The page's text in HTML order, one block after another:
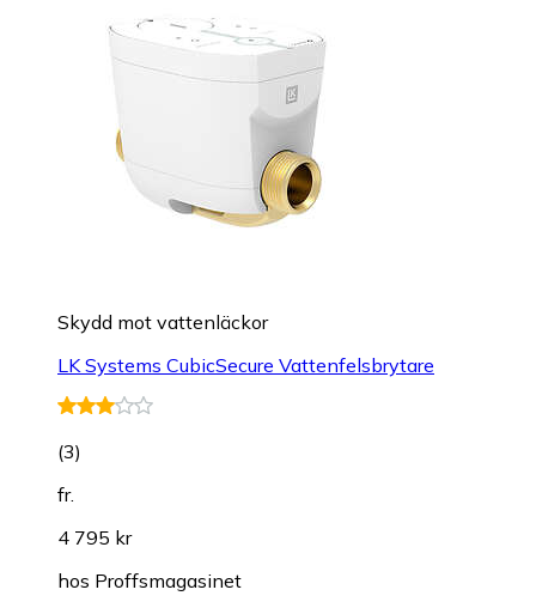
Skydd mot vattenläckor
LK Systems CubicSecure Vattenfelsbrytare
(3)
fr.
4 795 kr
hos Proffsmagasinet